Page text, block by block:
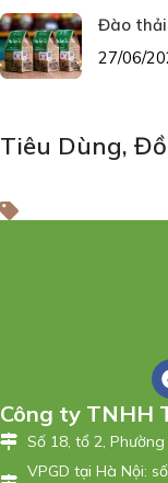
Đào thải
27/06/
Tiêu Dùng,
Công ty TNHH
Số 18, tổ 2,
VPGD tại Hà Nội: